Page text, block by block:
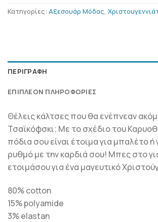
Κατηγορίες: Αξεσουάρ Μόδας,
ΠΕΡΙΓΡΑΦΉ
ΕΠΙΠΛΈΟΝ ΠΛΗΡΟΦΟΡΊΕΣ
Θέλεις κάλτσες που θα ενέπνεαν
Τσαϊκόφσκι; Με το σχέδιο του
πόδια σου είναι έτοιμα για μπαλέτο ή
ρυθμό με την καρδιά σου! Μπες στο
ετοιμάσου για ένα μαγευτικό
80% cotton
15% polyamide
3% elastan